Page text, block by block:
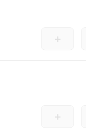
＋
＋